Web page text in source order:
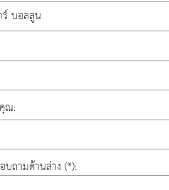
ณ:
บถามด้านล่าง (*):